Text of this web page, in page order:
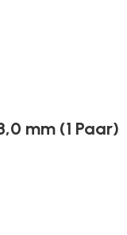
mm (1 Paar)